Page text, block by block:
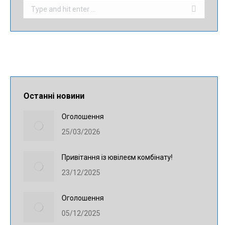
Search:
Останні новини
Оголошення
25/03/2026
Привітання із ювілеєм комбінату!
23/12/2025
Оголошення
05/12/2025